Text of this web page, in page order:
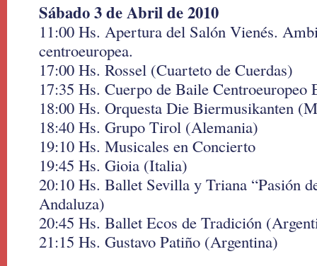
Sábado 3 de Abril de 2010
11:00 Hs. Apertura del Salón Vienés.
centroeuropea.
17:00 Hs. Rossel (Cuarteto de Cuerdas)
17:35 Hs. Cuerpo de Baile Centroeuropeo
18:00 Hs. Orquesta Die Biermusikanten
18:40 Hs. Grupo Tirol (Alemania)
19:10 Hs. Musicales en Concierto
19:45 Hs. Gioia (Italia)
20:10 Hs. Ballet Sevilla y Triana “Pasión
Andaluza)
20:45 Hs. Ballet Ecos de Tradición
21:15 Hs. Gustavo Patiño (Argentina)